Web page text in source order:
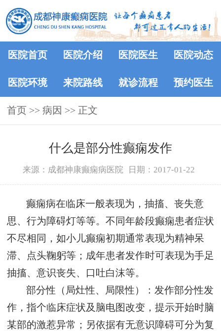
医院首页 医院介绍 医院医生 医院动态
医院环境 来院路线 就诊流程 预约医生
首页 >> 病因 >> 正文
什么是部分性癫痫发作
来源：成都神康癫痫病医院 日期：2017-01-22
癫痫病在临床一般表现为，抽搐、丧失意
思、行为障碍灯等等。不同年龄段癫痫患者症状
不尽相同，如小儿癫痫初期通常表现为精神呆
滞、点头鞠躬等；成年患者发作时可表现为手足
抽搐、意识丧失、口吐白沫等。
部分性（局灶性、局限性）：发作部分性发
作，指个临床症状及脑电图改变，提示开始时脑
某部的激惹异常；另依据有无意识障碍可分为复